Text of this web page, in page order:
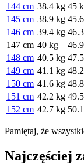
144 cm 38.4 kg 45
145 cm 38.9 kg
146 cm 39.4 kg
147 cm 40 kg
148 cm 40.5 kg
149 cm 41.1 kg
150 cm 41.6 kg
151 cm 42.2 kg
152 cm 42.7 kg
Pamiętaj, że
Najczęściej